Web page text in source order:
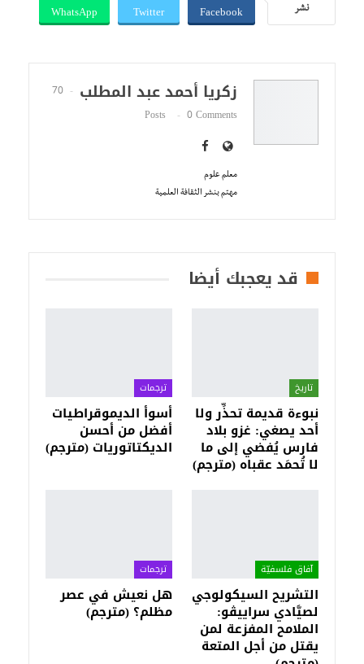
نشر Facebook
Twitter
WhatsApp
زكريا أحمد عبد المطلب
70
Posts
0 Comments
معلم علوم
مهتم بنشر الثقافة العلمية
قد يعجبك أيضا
تاريخ
نبوءة قديمة تحذِّر ولا
أحد يصغي: غزو بلاد
فارس يُفضي إلى ما
لا تُحمَد عقباه (مترجم)
ترجمات
أسوأ الديموقراطيات
أفضل من أحسن
الديكتاتوريات (مترجم)
آفاق فلسفيّة‎
التشريح السيكولوجي
لصيَّادي سراييڤو:
الملامح المفزعة لمن
يقتل من أجل المتعة
ترجمات
هل نعيش في عصر
مظلم؟ (مترجم)